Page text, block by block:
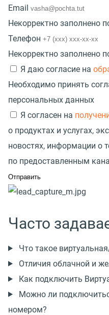
Email
Некорректно заполнено
Телефон
Некорректно заполнено
Я даю согласие на
Необходимо принять
персональных данных
Я согласен на
о продуктах и услугах,
новостях, информации о
по предоставленным
Часто
Что такое
Отличия облачной и
Как подключить
Можно ли
номером?